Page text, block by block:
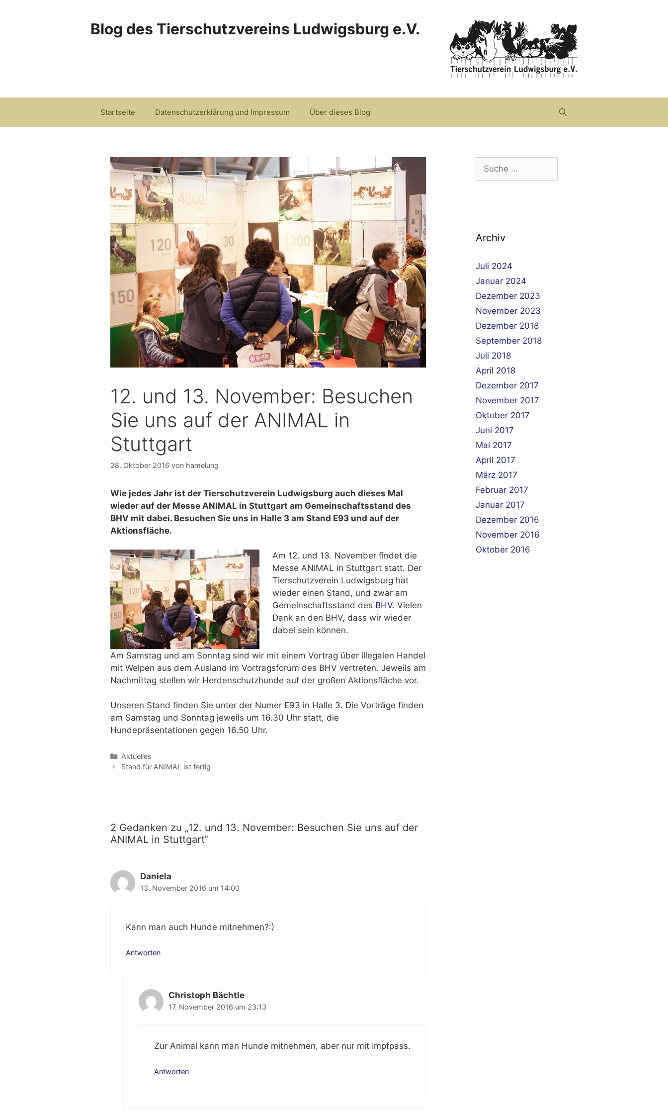
Blog des Tierschutzvereins Ludwigsburg e.V.
Startseite Datenschutzerklärung und Impressum Über dieses Blog
12. und 13. November: Besuchen
Sie uns auf der ANIMAL in
Stuttgart
28. Oktober 2016 von hamelung
Wie jedes Jahr ist der Tierschutzverein Ludwigsburg auch dieses Mal
wieder auf der Messe ANIMAL in Stuttgart am Gemeinschaftsstand des
BHV mit dabei. Besuchen Sie uns in Halle 3 am Stand E93 und auf der
Aktionsfläche.
Am 12. und 13. November findet die
Messe ANIMAL in Stuttgart statt. Der
Tierschutzverein Ludwigsburg hat
wieder einen Stand, und zwar am
Gemeinschaftsstand des BHV. Vielen
Dank an den BHV, dass wir wieder
dabei sein können.
Am Samstag und am Sonntag sind wir mit einem Vortrag über illegalen Handel
mit Welpen aus dem Ausland im Vortragsforum des BHV vertreten. Jeweils am
Nachmittag stellen wir Herdenschutzhunde auf der großen Aktionsfläche vor.
Unseren Stand finden Sie unter der Numer E93 in Halle 3. Die Vorträge finden
am Samstag und Sonntag jeweils um 16.30 Uhr statt, die
Hundepräsentationen gegen 16.50 Uhr.
Kategorien
Aktuelles
Beitrags-
Stand für ANIMAL ist fertig
2 Gedanken zu „12. und 13. November: Besuchen Sie uns auf der
ANIMAL in Stuttgart“
Daniela
13. November 2016 um 14:00
Kann man auch Hunde mitnehmen?:)
Antworten
Christoph Bächtle
17. November 2016 um 23:13
Zur Animal kann man Hunde mitnehmen, aber nur mit Impfpass.
Antworten
Suche
nach:
Archiv
Juli 2024
Januar 2024
Dezember 2023
November 2023
Dezember 2018
September 2018
Juli 2018
April 2018
Dezember 2017
November 2017
Oktober 2017
Juni 2017
Mai 2017
April 2017
März 2017
Februar 2017
Januar 2017
Dezember 2016
November 2016
Oktober 2016